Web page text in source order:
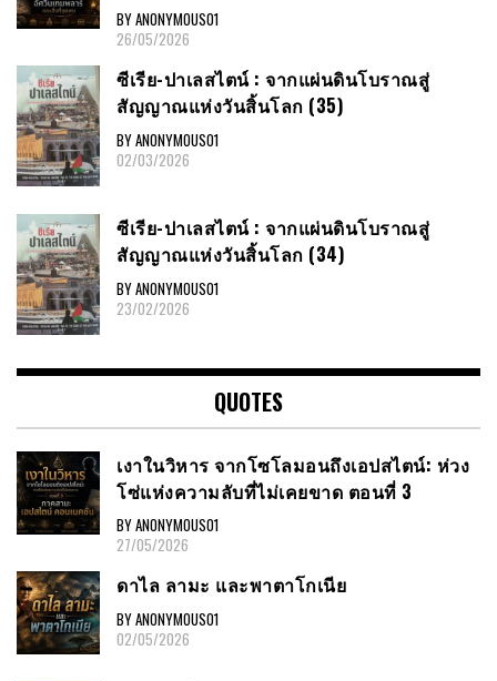
BY ANONYMOUS01
26/05/2026
ซีเรีย​-ปาเลสไตน์​ : จากแผ่นดินโบราณสู่
สัญญาณ​แห่งวันสิ้นโลก​ (35)
BY ANONYMOUS01
02/03/2026
ซีเรีย​-ปาเลสไตน์​ : จากแผ่นดินโบราณสู่
สัญญาณ​แห่งวันสิ้นโลก​ (34)
BY ANONYMOUS01
23/02/2026
QUOTES
เงาในวิหาร จากโซโลมอนถึงเอปสไตน์: ห่วง
โซ่แห่งความลับที่ไม่เคยขาด ตอนที่ 3
BY ANONYMOUS01
27/05/2026
ดาไล ลามะ และพาตาโกเนีย
BY ANONYMOUS01
02/05/2026